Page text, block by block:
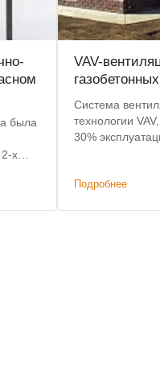
была
х
VAV-
Система
технологии
30%
Подробнее